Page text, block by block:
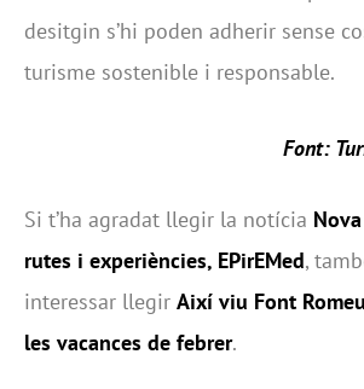
desitgin s’hi poden adherir sense
turisme sostenible i responsable.
Font:
Si t’ha agradat llegir la notícia
rutes i experiències, EPirEMed,
interessar llegir Així viu Font
les vacances de febrer.